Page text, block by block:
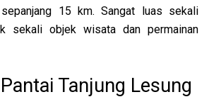
15 km. Sangat luas sekali
sekali objek wisata dan permainan
Tanjung Lesung